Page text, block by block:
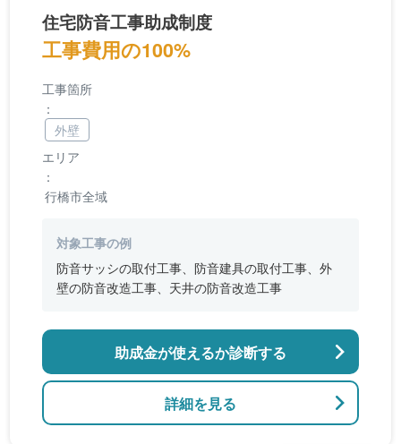
住宅防音工事助成制度
工事費用の100%
エリア
：
行橋市全域
工事箇所
：
外壁
対象工事の例
防音サッシの取付工事、防音建具の取付工事、外
壁の防音改造工事、天井の防音改造工事
詳細を見る
助成金が使えるか診断する